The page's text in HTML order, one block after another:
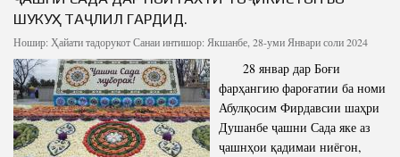
Салоҳият
Китобҳо
Мақолаҳо
Хадамоти матбуот
Сохтори Институт
Роҳбарон ва кормандон
Таърихи роҳбарон
ШУКУҲ ТАҶЛИЛ ГАРДИД.
Ношир:Ҳайати тадорукотСанаи интишор: Якшанбе, 28-уми Январи соли 2024
28 январ дар Боғи
фарҳангию фароғатии ба номи
Абулқосим Фирдавсии шаҳри
Душанбе ҷашни Сада яке аз
ҷашнҳои қадимаи ниёгон,